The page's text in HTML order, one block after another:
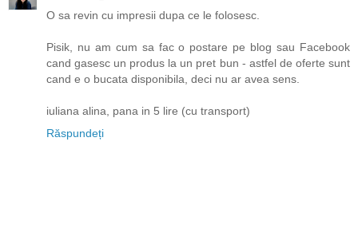
O sa revin cu impresii dupa ce le folosesc.
Pisik, nu am cum sa fac o postare pe blog sau Facebook
cand gasesc un produs la un pret bun - astfel de oferte sunt
cand e o bucata disponibila, deci nu ar avea sens.
iuliana alina, pana in 5 lire (cu transport)
Răspundeți